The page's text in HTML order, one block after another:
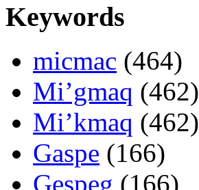
Keywords
micmac (464)
Mi’gmaq (462)
Mi’kmaq (462)
Gaspe (166)
Gespeg (166)